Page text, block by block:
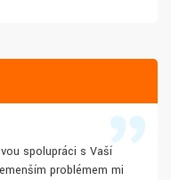
spolupráci s Vaší
problémem mi